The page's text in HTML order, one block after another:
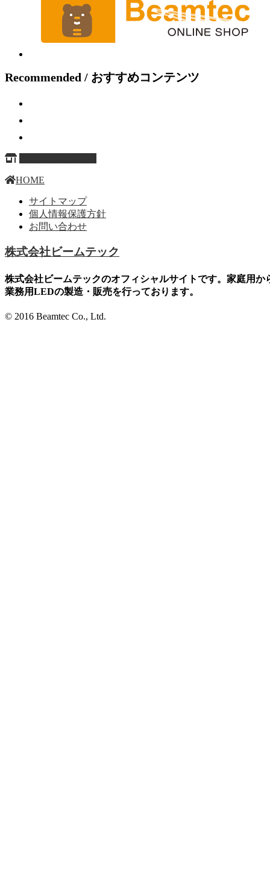
Recommended / おすすめコンテンツ
HOME
サイトマップ
個人情報保護方針
お問い合わせ
株式会社ビームテック
株式会社ビームテックのオフィシャルサイトです。家庭用か
業務用LEDの製造・販売を行っております。
© 2016 Beamtec Co., Ltd.